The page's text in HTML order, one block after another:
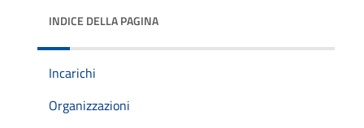
INDICE DELLA PAGINA
Incarichi
Organizzazioni